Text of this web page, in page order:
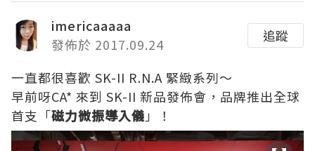
imericaaaaa
發佈於 2017.09.24
追蹤
一直都很喜歡 SK-II R.N.A 緊緻系列～
早前呀CA* 來到 SK-II 新品發佈會，品牌推出全球
首支「磁力微振導入儀 」！